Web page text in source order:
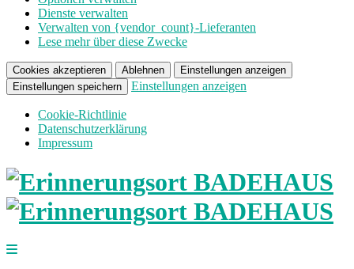
Dienste verwalten
Verwalten von {vendor_count}-Lieferanten
Lese mehr über diese Zwecke
Cookies akzeptieren Ablehnen
Einstellungen anzeigen
Einstellungen speichern
Einstellungen anzeigen
Cookie-Richtlinie
Datenschutzerklärung
Impressum